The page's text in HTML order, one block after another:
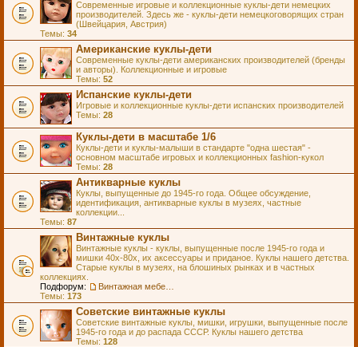
Современные игровые и коллекционные куклы-дети немецких
производителей. Здесь же - куклы-дети немецкоговорящих стран
(Швейцария, Австрия)
Темы: 34
Американские куклы-дети
Современные куклы-дети американских производителей (бренды
и авторы). Коллекционные и игровые
Темы: 52
Испанские куклы-дети
Игровые и коллекционные куклы-дети испанских производителей
Темы: 28
Куклы-дети в масштабе 1/6
Куклы-дети и куклы-малыши в стандарте "одна шестая" -
основном масштабе игровых и коллекционных fashion-кукол
Темы: 28
Антикварные куклы
Куклы, выпущенные до 1945-го года. Общее обсуждение,
идентификация, антикварные куклы в музеях, частные
коллекции...
Темы: 87
Винтажные куклы
Винтажные куклы - куклы, выпущенные после 1945-го года и
мишки 40х-80х, их аксессуары и приданое. Куклы нашего детства.
Старые куклы в музеях, на блошиных рынках и в частных
коллекциях.
Подфорум:
Темы: 173
Советские винтажные куклы
Советские винтажные куклы, мишки, игрушки, выпущенные после
1945-го года и до распада СССР. Куклы нашего детства
Темы: 128